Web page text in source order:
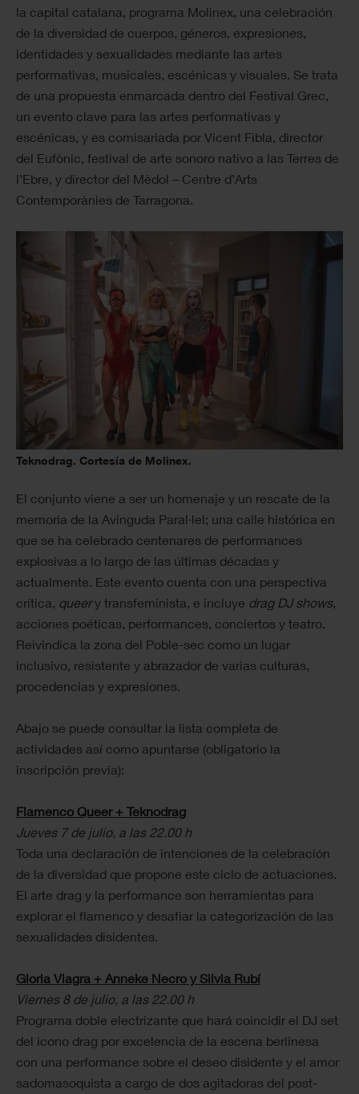
la capital catalana, programa Molinex, una celebración
de la diversidad de cuerpos, géneros, expresiones,
identidades y sexualidades mediante las artes
performativas, musicales, escénicas y visuales. Se trata
de una propuesta enmarcada dentro del Festival Grec,
un evento clave para las artes performativas y
escénicas, y es comisariada por Vicent Fibla, director
del Eufònic, festival de arte sonoro nativo a las Terres de
l’Ebre, y director del Mèdol – Centre d’Arts
Contemporànies de Tarragona.
Teknodrag. Cortesía de Molinex.
El conjunto viene a ser un homenaje y un rescate de la
memoria de la Avinguda Paral·lel; una calle histórica en
que se ha celebrado centenares de performances
explosivas a lo largo de las últimas décadas y
actualmente. Este evento cuenta con una perspectiva
crítica, queery transfeminista, e incluye drag DJ shows,
acciones poéticas, performances, conciertos y teatro.
Reivindica la zona del Poble-sec como un lugar
inclusivo, resistente y abrazador de varias culturas,
procedencias y expresiones.
Abajo se puede consultar la lista completa de
actividades así como apuntarse (obligatorio la
inscripción previa):
Flamenco Queer + Teknodrag
Jueves 7 de julio, a las 22.00 h
Toda una declaración de intenciones de la celebración
de la diversidad que propone este ciclo de actuaciones.
El arte drag y la performance son herramientas para
explorar el flamenco y desafiar la categorización de las
sexualidades disidentes.
Gloria Viagra + Anneke Necro y Silvia Rubí
Viernes 8 de julio, a las 22.00 h
Programa doble electrizante que hará coincidir el DJ set
del icono drag por excelencia de la escena berlinesa
con una performance sobre el deseo disidente y el amor
sadomasoquista a cargo de dos agitadoras del post-